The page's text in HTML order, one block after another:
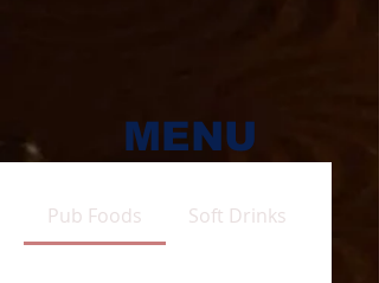
MENU
Pub Foods Soft Drinks